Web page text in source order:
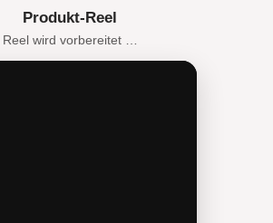
Produkt-Reel
Reel wird vorbereitet …